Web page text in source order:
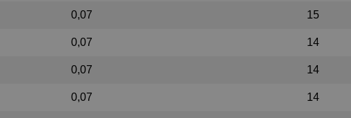
0,07 15
0,07 14
0,07 14
0,07 14